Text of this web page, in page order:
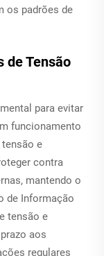
os padrões de
de Tensão
para evitar
funcionamento
e
contra
mantendo o
de Informação
tensão e
aos
regulares